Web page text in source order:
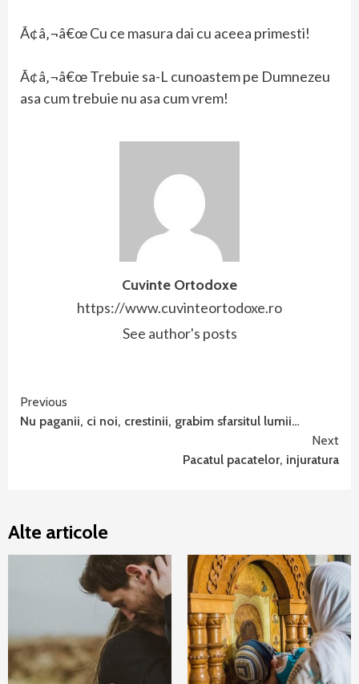
Ã¢â‚¬â€œ Cu ce masura dai cu aceea primesti!
Ã¢â‚¬â€œ Trebuie sa-L cunoastem pe Dumnezeu
asa cum trebuie nu asa cum vrem!
Cuvinte Ortodoxe
https://www.cuvinteortodoxe.ro
See author's posts
Continue
Reading
Previous
Nu paganii, ci noi, crestinii, grabim sfarsitul lumii…
Next
Pacatul pacatelor, injuratura
Alte articole